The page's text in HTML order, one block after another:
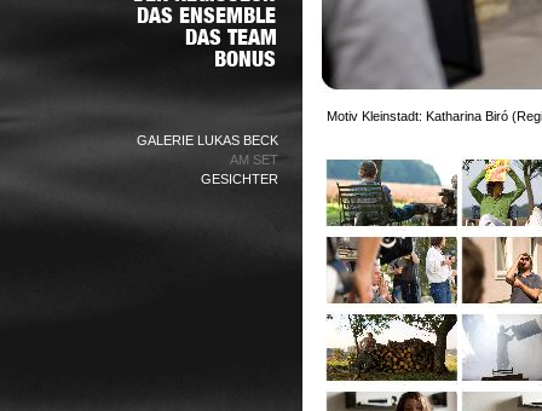
GALERIE LUKAS BECK
AM SET
GESICHTER
Motiv Kleinstadt: Katharina Biró